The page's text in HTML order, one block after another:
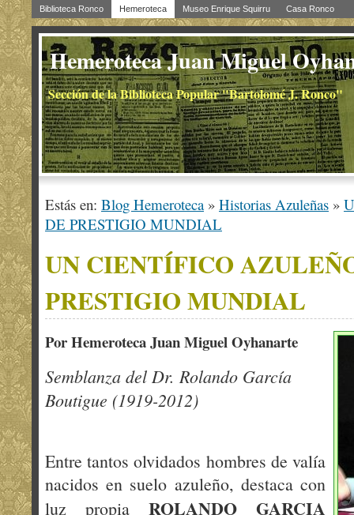
Biblioteca Ronco Hemeroteca Museo Enrique Squirru Casa Ronco
Hemeroteca Juan Miguel
Sección de la Biblioteca Popular "Bartolomé J. Ronco"
Estás en: Blog Hemeroteca» Historias Azuleñas »
DE PRESTIGIO MUNDIAL
UN CIENTÍFICO
PRESTIGIO MUNDIAL
Por Hemeroteca Juan Miguel Oyhanarte
Semblanza del Dr. Rolando García
Boutigue (1919-2012)
Entre tantos olvidados hombres de valía
nacidos en suelo azuleño, destaca con
luz propia ROLANDO GARCIA